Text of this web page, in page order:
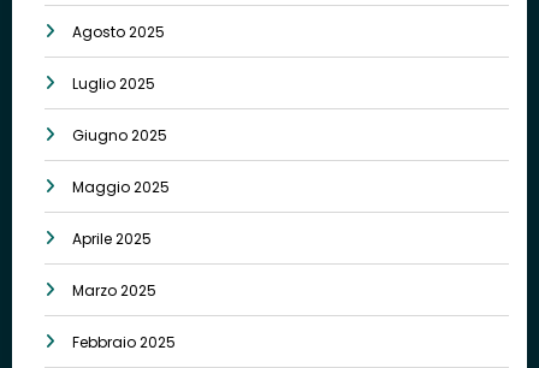
Agosto 2025
Luglio 2025
Giugno 2025
Maggio 2025
Aprile 2025
Marzo 2025
Febbraio 2025